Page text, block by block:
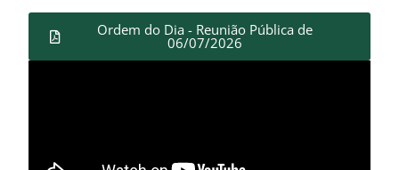
Ordem do Dia - Reunião Pública de
06/07/2026